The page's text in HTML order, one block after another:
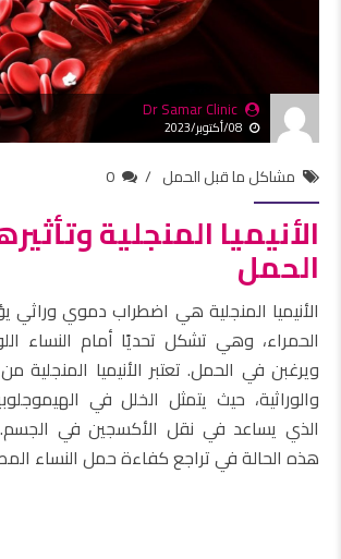
Dr Samar Clinic
08/أكتوبر/2023
مشاكل ما قبل الحمل 0
الأنيميا المنجلية
الحمل
الأنيميا المنجلية هي اضطراب دموي وراثي
الحمراء، وهي تشكل تحديًا أمام النساء
ويرغبن في الحمل. تعتبر الأنيميا المنجلية
والوراثية، حيث يتمثل الخلل في
الذي يساعد في نقل الأكسجين في
هذه الحالة في تراجع كفاءة حمل النساء